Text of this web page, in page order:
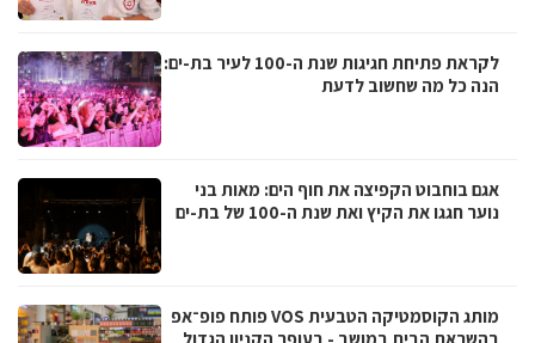
לקראת פתיחת חגיגות שנת ה-100 לעיר בת-ים:
הנה כל מה שחשוב לדעת
אגם בוחבוט הקפיצה את חוף הים: מאות בני
נוער חגגו את הקיץ ואת שנת ה-100 של בת-ים
מותג הקוסמטיקה הטבעית VOS פותח פופ־אפ